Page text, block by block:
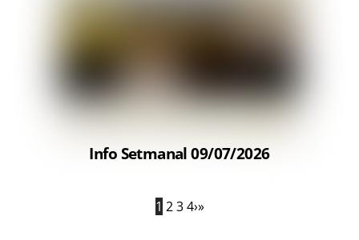
Info Setmanal 09/07/2026
1 2 3 4›»